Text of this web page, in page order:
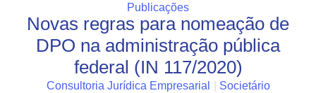
Publicações
Novas regras para nomeação de
DPO na administração pública
federal (IN 117/2020)
Consultoria Jurídica Empresarial Societário